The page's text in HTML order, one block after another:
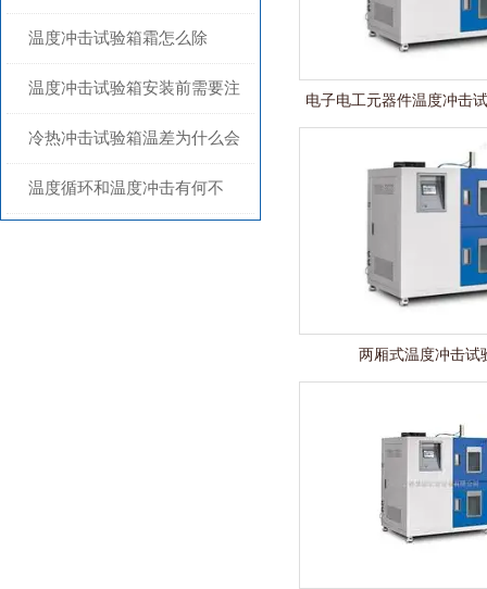
型与故障分析`
温度冲击试验箱霜怎么除
温度冲击试验箱安装前需要注
意什么
冷热冲击试验箱温差为什么会
这么快
温度循环和温度冲击有何不
电子电工元器件温度冲击
两厢式温度冲击试